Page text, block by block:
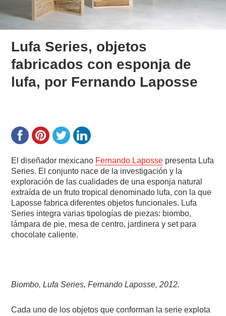
Lufa Series, objetos
fabricados con esponja de
lufa, por Fernando Laposse
El diseñador mexicano Fernando Laposse presenta Lufa
Series. El conjunto nace de la investigación y la
exploración de las cualidades de una esponja natural
extraída de un fruto tropical denominado lufa, con la que
Laposse fabrica diferentes objetos funcionales. Lufa
Series integra varias tipologías de piezas: biombo,
lámpara de pie, mesa de centro, jardinera y set para
chocolate caliente.
Biombo, Lufa Series, Fernando Laposse, 2012.
Cada uno de los objetos que conforman la serie explota